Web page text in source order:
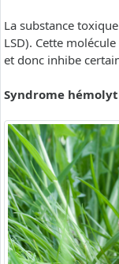
La substance
LSD). Cette
et donc inhibe
Syndrome